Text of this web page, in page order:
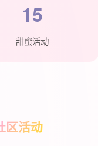
15
甜蜜活动
区活动